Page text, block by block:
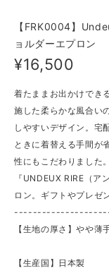
【FRK0004】
ョルダーエプロン
¥16,500
着たままお出かけでき
施した柔らかな風合い
しやすいデザイン。宅
ときに着替える手間が
性にもこだわりました
『UNDEUX RIRE（ア
ロン。ギフトやプレゼ
【生地の厚さ】やや薄
【生産国】日本製